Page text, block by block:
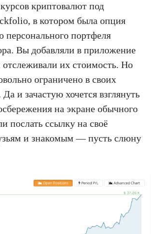
криптовалют под
в котором была опция
персонального портфеля
Вы добавляли в приложение
их стоимость. Но
ограничено в своих
и зачастую хочется взглянуть
на экране обычного
послать ссылку на своё
и знакомым — пусть слюну